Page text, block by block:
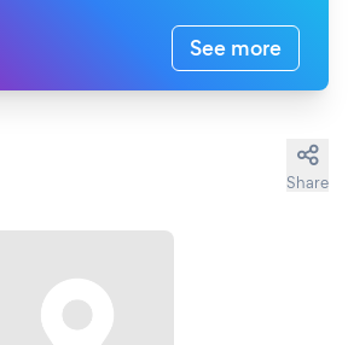
See more
Share